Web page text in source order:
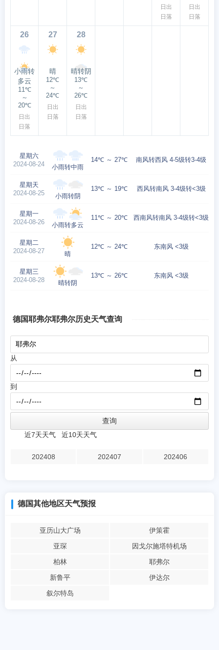
日出
日落
日出
日落
26
小雨转
多云
11℃
～
20℃
日出
日落
27
晴
12℃
～
24℃
日出
日落
28
晴转阴
13℃
～
26℃
日出
日落
星期六
2024-08-24
小雨转中雨
14℃ ～ 27℃ 南风转西风 4-5级转3-4级
星期天
2024-08-25
小雨转阴
13℃ ～ 19℃ 西风转南风 3-4级转<3级
星期一
2024-08-26
小雨转多云
11℃ ～ 20℃ 西南风转南风 3-4级转<3级
星期二
2024-08-27
晴
12℃ ～ 24℃ 东南风 <3级
星期三
2024-08-28
晴转阴
13℃ ～ 26℃ 东南风 <3级
德国耶弗尔耶弗尔历史天气查询
从
到
近7天天气 近10天天气
202408 202407 202406
德国其他地区天气预报
亚历山大广场
伊策霍
亚琛
因戈尔施塔特机场
柏林
耶弗尔
新鲁平
伊达尔
叙尔特岛